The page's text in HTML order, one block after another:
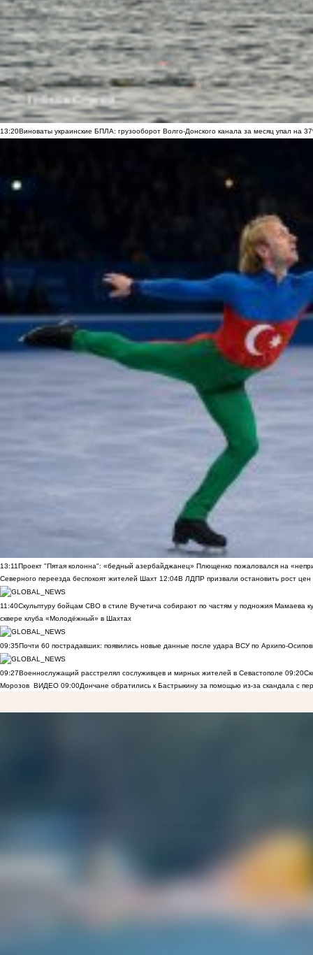
13:20Виноваты украинские БПЛА: грузооборот Волго-Донского канала за месяц упал на
13:11Проект "Пятая колонна": «бедный азербайджанец» Плющенко пожаловался на
Северного переезда беспокоят жителей Шахт 12:04В ЛДПР призвали остановить рост цен
11:40Скульптуру бойцам СВО в стиле Вучетича собирают по частям у подножия Мамаева
сквере клуба «Молодёжный» в Шахтах
09:35Почти 60 пострадавших: появились новые данные после удара ВСУ по Архипо-
09:27Военнослужащий расстрелял сослуживцев и мирных жителей в Севастополе 09:20
Морозов ВИДЕО 09:00Дончане обратились к Бастрыкину за помощью из-за скандала с